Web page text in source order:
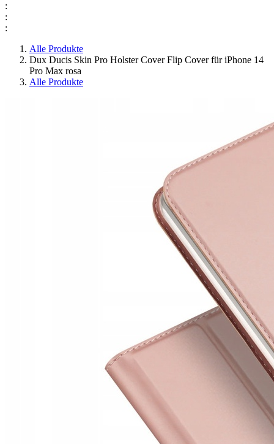
:
:
:
Alle Produkte
Dux Ducis Skin Pro Holster Cover Flip Cover für iPhone 14
Pro Max rosa
Alle Produkte